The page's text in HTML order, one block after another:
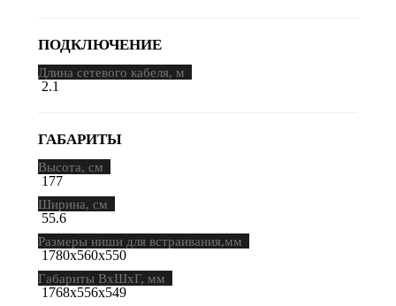
ПОДКЛЮЧЕНИЕ
Длина сетевого кабеля, м
2.1
ГАБАРИТЫ
Высота, см
177
Ширина, см
55.6
Размеры ниши для встраивания,мм
1780х560х550
Габариты ВхШхГ, мм
1768х556х549